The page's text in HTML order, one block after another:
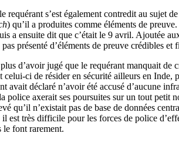
requérant s’est également contredit au sujet
) qu’il a produites comme éléments de
a ensuite dit que c’était le 9 avril. Ajoutée
présenté d’éléments de preuve crédibles et
d’avoir jugé que le requérant manquait
celui-ci de résider en sécurité ailleurs en
avait déclaré n’avoir été accusé d’aucune
police axerait ses poursuites sur un tout petit
qu’il n’existait pas de base de données
est très difficile pour les forces de police
le font rarement.